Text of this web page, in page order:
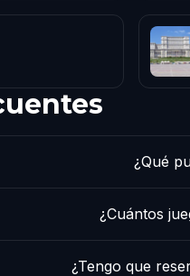
¿Qué
¿Cuántos
¿Tengo que